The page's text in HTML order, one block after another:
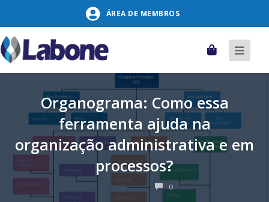
conteúdo
ÁREA DE MEMBROS
Carrinho
Organograma: Como essa
ferramenta ajuda na
organização administrativa e em
processos?
0COMENTÁRIOS